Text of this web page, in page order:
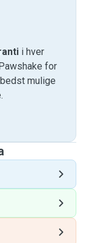
i hver
for
mulige